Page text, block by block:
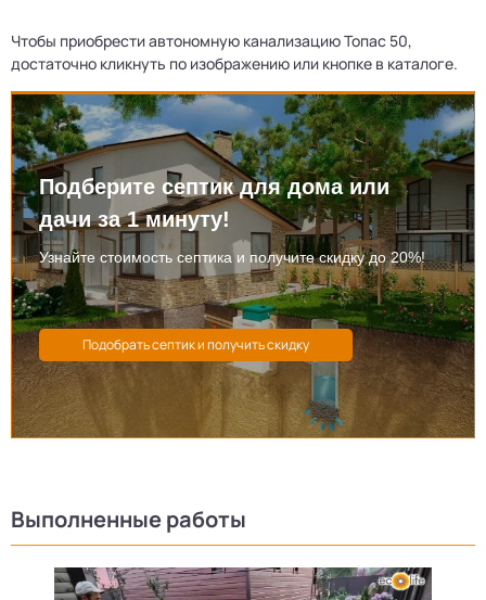
Чтобы приобрести автономную канализацию Топас 50,
достаточно кликнуть по изображению или кнопке в каталоге.
Подберите септик для дома или
дачи за 1 минуту!
Узнайте стоимость септика и получите скидку до 20%!
Выполненные работы